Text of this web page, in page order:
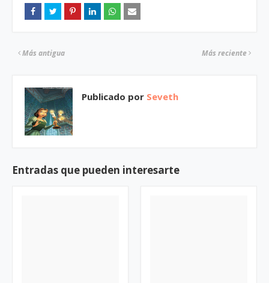
Más reciente
Más antigua
Publicado por Seveth
Entradas que pueden interesarte